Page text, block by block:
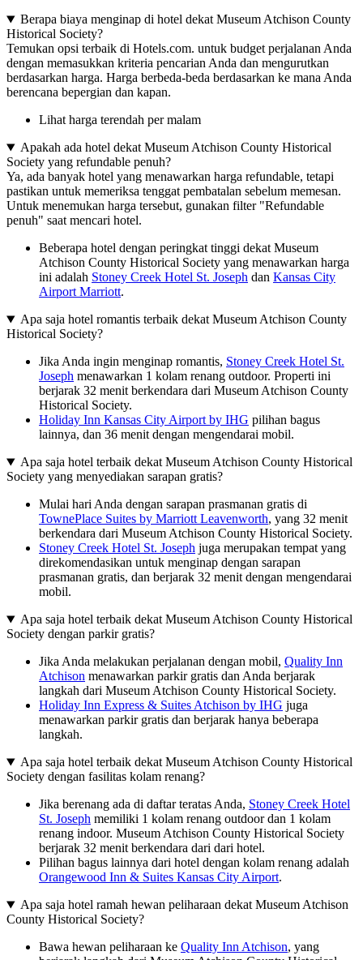
Berapa biaya menginap di hotel dekat Museum Atchison County
Historical Society?
Temukan opsi terbaik di Hotels.com. untuk budget perjalanan Anda
dengan memasukkan kriteria pencarian Anda dan mengurutkan
berdasarkan harga. Harga berbeda-beda berdasarkan ke mana Anda
berencana bepergian dan kapan.
Lihat harga terendah per malam
Apakah ada hotel dekat Museum Atchison County Historical
Society yang refundable penuh?
Ya, ada banyak hotel yang menawarkan harga refundable, tetapi
pastikan untuk memeriksa tenggat pembatalan sebelum memesan.
Untuk menemukan harga tersebut, gunakan filter "Refundable
penuh" saat mencari hotel.
Beberapa hotel dengan peringkat tinggi dekat Museum
Atchison County Historical Society yang menawarkan harga
ini adalah Stoney Creek Hotel St. Joseph dan Kansas City
Airport Marriott.
Apa saja hotel romantis terbaik dekat Museum Atchison County
Historical Society?
Jika Anda ingin menginap romantis, Stoney Creek Hotel St.
Joseph menawarkan 1 kolam renang outdoor. Properti ini
berjarak 32 menit berkendara dari Museum Atchison County
Historical Society.
Holiday Inn Kansas City Airport by IHG pilihan bagus
lainnya, dan 36 menit dengan mengendarai mobil.
Apa saja hotel terbaik dekat Museum Atchison County Historical
Society yang menyediakan sarapan gratis?
Mulai hari Anda dengan sarapan prasmanan gratis di
TownePlace Suites by Marriott Leavenworth, yang 32 menit
berkendara dari Museum Atchison County Historical Society.
Stoney Creek Hotel St. Joseph juga merupakan tempat yang
direkomendasikan untuk menginap dengan sarapan
prasmanan gratis, dan berjarak 32 menit dengan mengendarai
mobil.
Apa saja hotel terbaik dekat Museum Atchison County Historical
Society dengan parkir gratis?
Jika Anda melakukan perjalanan dengan mobil, Quality Inn
Atchison menawarkan parkir gratis dan Anda berjarak
langkah dari Museum Atchison County Historical Society.
Holiday Inn Express & Suites Atchison by IHG juga
menawarkan parkir gratis dan berjarak hanya beberapa
langkah.
Apa saja hotel terbaik dekat Museum Atchison County Historical
Society dengan fasilitas kolam renang?
Jika berenang ada di daftar teratas Anda, Stoney Creek Hotel
St. Joseph memiliki 1 kolam renang outdoor dan 1 kolam
renang indoor. Museum Atchison County Historical Society
berjarak 32 menit berkendara dari dari hotel.
Pilihan bagus lainnya dari hotel dengan kolam renang adalah
Orangewood Inn & Suites Kansas City Airport.
Apa saja hotel ramah hewan peliharaan dekat Museum Atchison
County Historical Society?
Bawa hewan peliharaan ke Quality Inn Atchison, yang